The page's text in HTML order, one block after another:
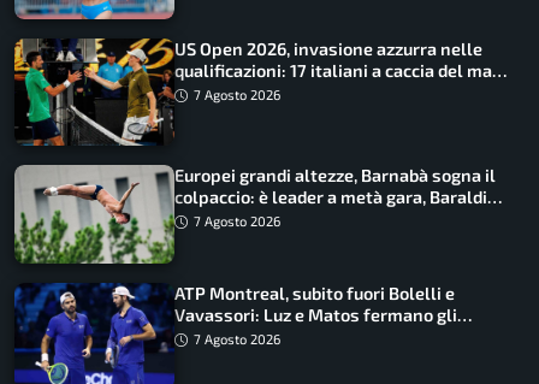
US Open 2026, invasione azzurra nelle
qualificazioni: 17 italiani a caccia del main
draw7 Agosto 2026
Europei grandi altezze, Barnabà sogna il
colpaccio: è leader a metà gara, Baraldi
ancora in corsa
7 Agosto 2026
ATP Montreal, subito fuori Bolelli e
Vavassori: Luz e Matos fermano gli
azzurri
7 Agosto 2026